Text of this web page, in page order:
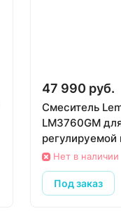
47 990 руб.
Смеситель
LM3760GM
регулируемой
Нет в наличии
Под заказ